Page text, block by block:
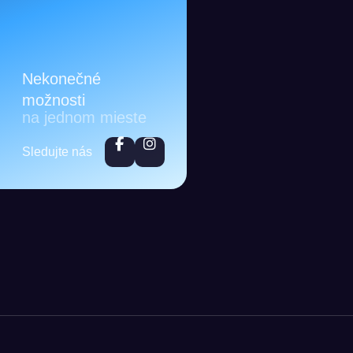
Nekonečné
možnosti
na jednom mieste
Sledujte nás